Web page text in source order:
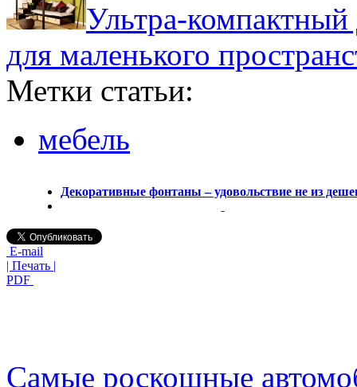
Ультра-
для маленького
Метки статьи:
мебель
Декоративные фонтаны – удовольствие не из
E-mail
| Печать |
PDF
Самые роскошные